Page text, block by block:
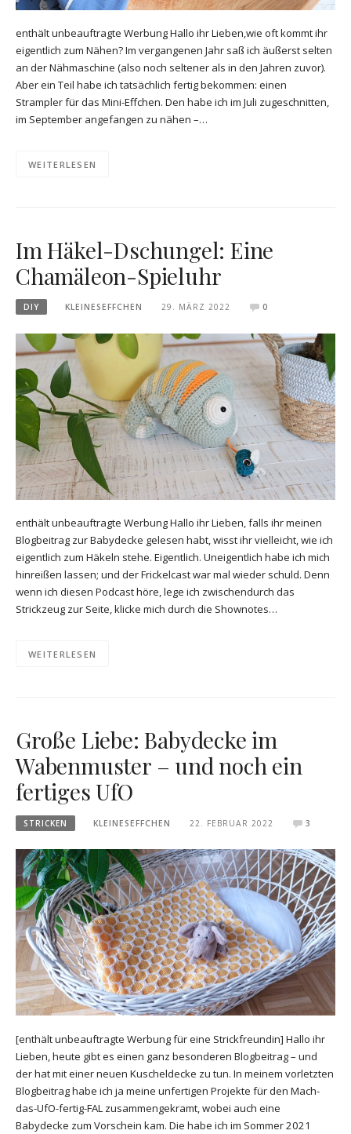
enthält unbeauftragte Werbung Hallo ihr Lieben,wie oft kommt ihr
eigentlich zum Nähen? Im vergangenen Jahr saß ich äußerst selten
an der Nähmaschine (also noch seltener als in den Jahren zuvor).
Aber ein Teil habe ich tatsächlich fertig bekommen: einen
Strampler für das Mini-Effchen. Den habe ich im Juli zugeschnitten,
im September angefangen zu nähen –…
WEITERLESEN
Im Häkel-Dschungel: Eine
Chamäleon-Spieluhr
DIY KLEINESEFFCHEN 29. MÄRZ 2022 0
enthält unbeauftragte Werbung Hallo ihr Lieben, falls ihr meinen
Blogbeitrag zur Babydecke gelesen habt, wisst ihr vielleicht, wie ich
eigentlich zum Häkeln stehe. Eigentlich. Uneigentlich habe ich mich
hinreißen lassen; und der Frickelcast war mal wieder schuld. Denn
wenn ich diesen Podcast höre, lege ich zwischendurch das
Strickzeug zur Seite, klicke mich durch die Shownotes…
WEITERLESEN
Große Liebe: Babydecke im
Wabenmuster – und noch ein
fertiges UfO
STRICKEN KLEINESEFFCHEN 22. FEBRUAR 2022 3
[enthält unbeauftragte Werbung für eine Strickfreundin] Hallo ihr
Lieben, heute gibt es einen ganz besonderen Blogbeitrag – und
der hat mit einer neuen Kuscheldecke zu tun. In meinem vorletzten
Blogbeitrag habe ich ja meine unfertigen Projekte für den Mach-
das-UfO-fertig-FAL zusammengekramt, wobei auch eine
Babydecke zum Vorschein kam. Die habe ich im Sommer 2021